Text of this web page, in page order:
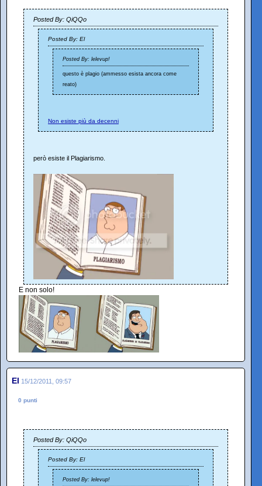
Posted By: QiQQo
Posted By: El
Posted By: lelevup!
questo è plagio (ammesso esista ancora come
reato)
Non esiste più da decenni
però esiste il Plagiarismo.
E non solo!
El 15/12/2011, 09:57
0 punti
Posted By: QiQQo
Posted By: El
Posted By: lelevup!